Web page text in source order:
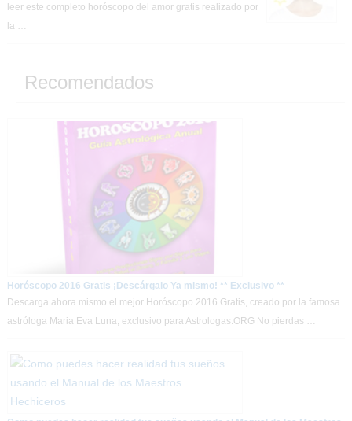
leer este completo horóscopo del amor gratis realizado por
la …
Recomendados
Horóscopo 2016 Gratis ¡Descárgalo Ya mismo! ** Exclusivo **
Descarga ahora mismo el mejor Horóscopo 2016 Gratis, creado por la famosa
astróloga Maria Eva Luna, exclusivo para Astrologas.ORG No pierdas …